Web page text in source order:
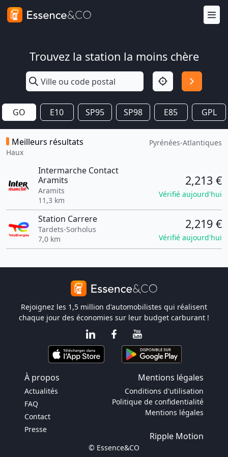
Trouvez la station la moins chère
GO E10 SP95 SP98 E85 GPL
Meilleurs résultats
Haux
Pyrénées-Atlantiques
Intermarche Contact
Aramits
Aramits
11,3 km
2,213 €
Vérifié aujourd'hui
Station Carrere
Tardets-Sorholus
7,0 km
2,219 €
Vérifié aujourd'hui
Rejoignez les 1,5 million d'automobilistes qui réalisent
chaque jour des économies sur leur budget carburant !
À propos Mentions légales
Actualités
FAQ
Contact
Presse
Conditions d'utilisation
Politique de confidentialité
Mentions légales
Ripple Motion
© Essence&CO